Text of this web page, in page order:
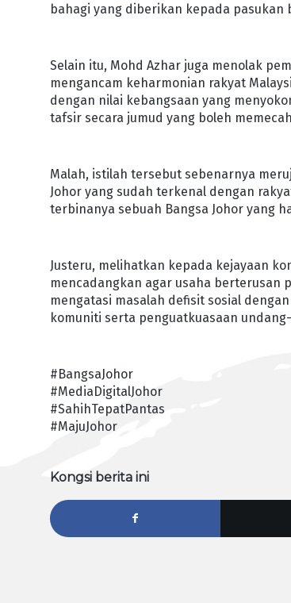
bahagi yang diberikan kepada pasukan
Selain itu, Mohd Azhar juga menolak
mengancam keharmonian rakyat
dengan nilai kebangsaan yang
tafsir secara jumud yang boleh
Malah, istilah tersebut sebenarnya
Johor yang sudah terkenal dengan
terbinanya sebuah Bangsa Johor yang
Justeru, melihatkan kepada kejayaan
mencadangkan agar usaha berterusan
mengatasi masalah defisit sosial
komuniti serta penguatkuasaan
#BangsaJohor
#MediaDigitalJohor
#SahihTepatPantas
#MajuJohor
Kongsi berita ini